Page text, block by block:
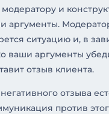
и
аргументы.
ситуацию и, в
ваши аргументы
отзыв клиента.
отзыва
против